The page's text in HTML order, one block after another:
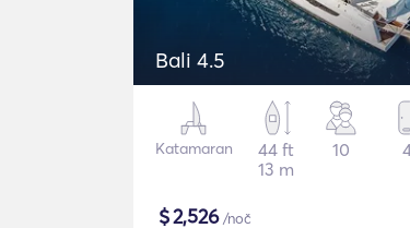
Bali 4.5
Katamaran
44 ft
13 m
10
$2,526/noč